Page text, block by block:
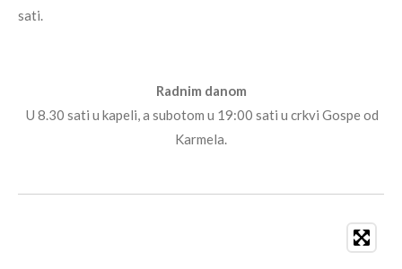
sati.
Radnim danom
U 8.30 sati u kapeli, a subotom u 19:00 sati u crkvi Gospe od
Karmela.